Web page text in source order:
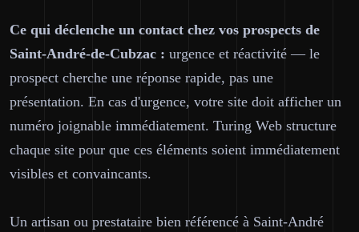
Ce qui déclenche un contact chez vos prospects de
Saint-André-de-Cubzac : urgence et réactivité — le
prospect cherche une réponse rapide, pas une
présentation. En cas d'urgence, votre site doit afficher un
numéro joignable immédiatement. Turing Web structure
chaque site pour que ces éléments soient immédiatement
visibles et convaincants.
Un artisan ou prestataire bien référencé à Saint-André